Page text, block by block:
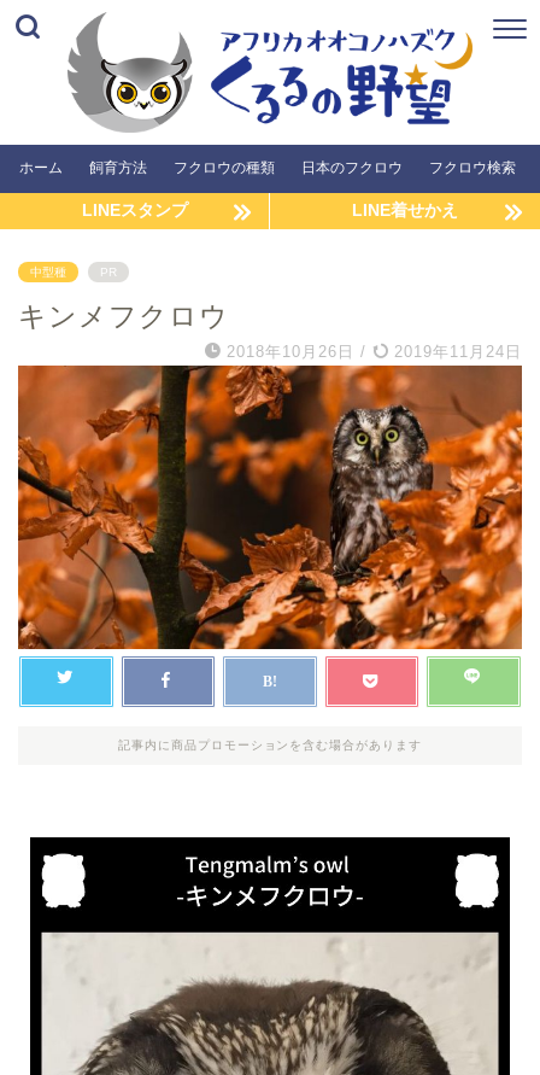
ホーム 飼育方法 フクロウの種類 日本のフクロウ フクロウ検索
LINEスタンプ LINE着せかえ
中型種 PR
キンメフクロウ
2018年10月26日 / 2019年11月24日
記事内に商品プロモーションを含む場合があります